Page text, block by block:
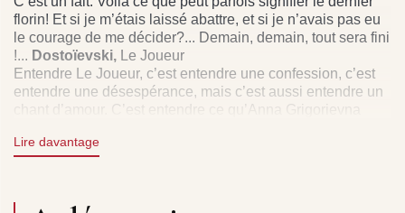
florin! Et si je m’étais laissé abattre, et si je n’avais pas eu
le courage de me décider?... Demain, demain, tout sera fini
!... Dostoïevski, Le Joueur
Entendre Le Joueur, c’est entendre une confession, c’est
entendre une désespérance, mais c’est aussi entendre un
chant d’amour. C’est entendre ce qu’Anna Grigorievna
lentement deviennent pour elle... Mais c’est encore
rédemption. Mais c’est aussi une voie de leurre. Trop tôt
Lire davantage